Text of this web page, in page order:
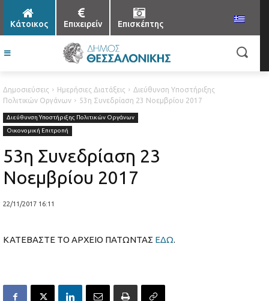
Κάτοικος Επιχειρείν Επισκέπτης
Δημοσιεύσεις Ημερήσιες Διατάξεις
Διεύθυνση Υποστήριξης
Πολιτικών Οργάνων
53η Συνεδρίαση 23 Νοεμβρίου 2017
Διεύθυνση Υποστήριξης Πολιτικών Οργάνων
Οικονομική Επιτροπή
53η Συνεδρίαση 23
Νοεμβρίου 2017
22/11/2017 16:11
ΚΑΤΕΒΑΣΤΕ ΤΟ ΑΡΧΕΙΟ ΠΑΤΩΝΤΑΣ ΕΔΩ.